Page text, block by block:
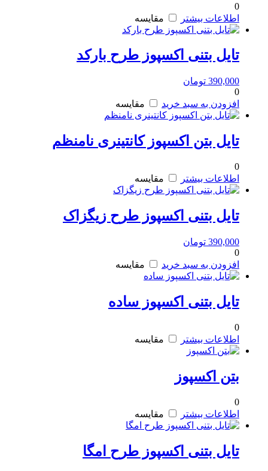
0
اطلاعات بیشتر
مقایسه
تایل بتنی اکسپوز طرح بارکد
390,000 تومان
0
افزودن به سبد خرید
مقایسه
تایل بتن اکسپوز کانتینری نامنظم
0
اطلاعات بیشتر
مقایسه
تایل بتنی اکسپوز طرح زیگزاک
390,000 تومان
0
افزودن به سبد خرید
مقایسه
تایل بتنی اکسپوز ساده
0
اطلاعات بیشتر
مقایسه
بتن اکسپوز
0
اطلاعات بیشتر
مقایسه
تایل بتنی اکسپوز طرح امگا